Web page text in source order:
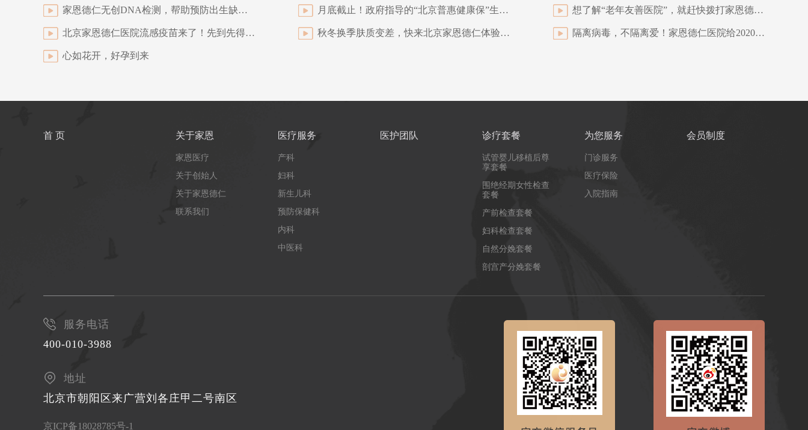
家恩德仁无创DNA检测，帮助预防出生缺陷！ 月底截止！政府指导的“北京普惠健康保”生病可保！自费可报！ 想了解“老年友善医院”，就赶快拨打家恩德仁电话吧
北京家恩德仁医院流感疫苗来了！先到先得，即买即打！ 秋冬换季肤质变差，快来北京家恩德仁体验水婴肌 隔离病毒，不隔离爱！家恩德仁医院给2020年情人节翻倍加糖
心如花开，好孕到来
首 页 关于家恩
家恩医疗
关于创始人
关于家恩德仁
联系我们
医疗服务
产科
妇科
新生儿科
预防保健科
内科
中医科
医护团队 诊疗套餐
试管婴儿移植后尊
享套餐
围绝经期女性检查
套餐
产前检查套餐
妇科检查套餐
自然分娩套餐
剖宫产分娩套餐
为您服务
门诊服务
医疗保险
入院指南
会员制度
服务电话
400-010-3988
地址
北京市朝阳区来广营刘各庄甲二号南区
京ICP备18028785号-1